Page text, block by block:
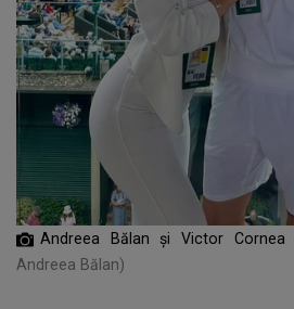
Andreea Bălan și Victor Cornea
Andreea Bălan)